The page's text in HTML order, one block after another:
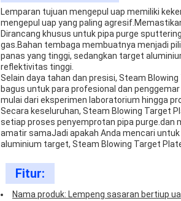
Lemparan tujuan mengepul uap memiliki
mengepul uap yang paling
Dirancang khusus untuk pipa purge
gas.Bahan tembaga membuatnya menjadi
panas yang tinggi, sedangkan target
reflektivitas tinggi.
Selain daya tahan dan presisi, Steam
bagus untuk para profesional dan
mulai dari eksperimen laboratorium hingga
Secara keseluruhan, Steam Blowing Target
setiap proses penyemprotan pipa purge.dan
amatir samaJadi apakah Anda mencari
aluminium target, Steam Blowing Target
Fitur:
Nama produk: Lempeng sasaran bertiup